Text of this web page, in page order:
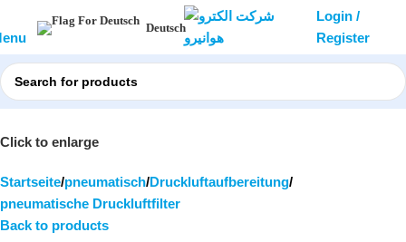
Deutsch
Login /
Register
Click to enlarge
Startseite pneumatisch Druckluftaufbereitung
pneumatische Druckluftfilter
Back to products